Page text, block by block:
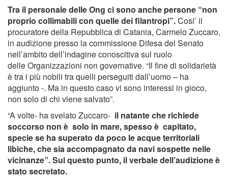
Tra il personale delle Ong ci sono anche persone “non
proprio collimabili con quelle dei filantropi”.Cosi’ il
procuratore della Repubblica di Catania, Carmelo Zuccaro,
in audizione presso la commissione Difesa del Senato
nell’ambito dell’indagine conoscitiva sul ruolo
delle Organizzazioni non governative. “Il fine di solidarietà
è tra i più nobili tra quelli perseguiti dall’uomo – ha
aggiunto -. Ma in questo caso vi sono interessi in gioco,
non solo di chi viene salvato”.
“A volte- ha svelato Zuccaro- il natante che richiede
soccorso non è solo in mare, spesso è capitato,
specie se ha superato da poco le acque territoriali
libiche, che sia accompagnato da navi sospette nelle
vicinanze”. Sui questo punto, il verbale dell’audizione è
stato secretato.